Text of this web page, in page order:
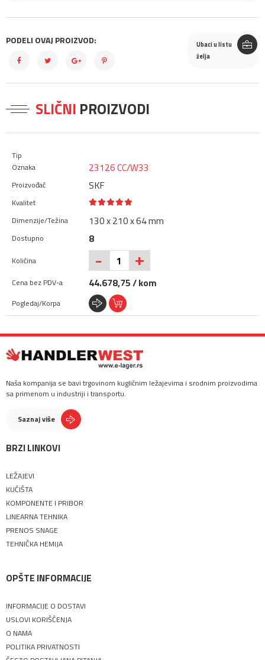
PODELI OVAJ PROIZVOD:
Ubaci u listu
želja
SLIČNI PROIZVODI
23126 CC/W33
SKF
130 x 210 x 64 mm
8
- +
44.678,75 / kom
Naša kompanija se bavi trgovinom kugličnim ležajevima i srodnim proizvodima
sa primenom u industriji i transportu.
Saznaj više
BRZI LINKOVI
LEŽAJEVI
KUĆIŠTA
KOMPONENTE I PRIBOR
LINEARNA TEHNIKA
PRENOS SNAGE
TEHNIČKA HEMIJA
OPŠTE INFORMACIJE
INFORMACIJE O DOSTAVI
USLOVI KORIŠĆENJA
O NAMA
POLITIKA PRIVATNOSTI